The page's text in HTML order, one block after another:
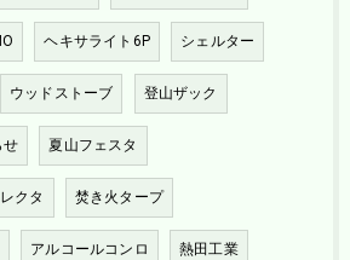
ヘキサライト6P シェルター
ウッドストーブ 登山ザック
せ 夏山フェスタ
クタ 焚き火タープ
アルコールコンロ 熱田工業